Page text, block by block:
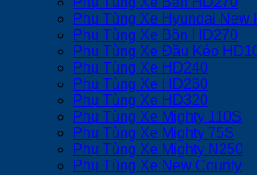
Phụ Tùng Xe Hyundai New
Phụ Tùng Xe Bồn HD270
Phụ Tùng Xe Đầu Kéo
Phụ Tùng Xe HD240
Phụ Tùng Xe HD260
Phụ Tùng Xe HD320
Phụ Tùng Xe Mighty 110S
Phụ Tùng Xe Mighty 75S
Phụ Tùng Xe Mighty N250
Phụ Tùng Xe New County